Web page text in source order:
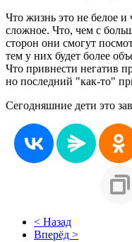
Что жизнь это не белое и
сложное. Что, чем с
сторон они смогут
тем у них будет более
Что привнести негатив
но последний "как-то"
Сегодняшние дети это
< Назад
Вперёд >